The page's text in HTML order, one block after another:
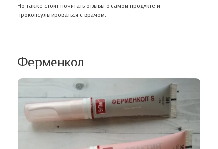
Но также стоит почитать отзывы о самом продукте и
проконсультироваться с врачом.
Ферменкол